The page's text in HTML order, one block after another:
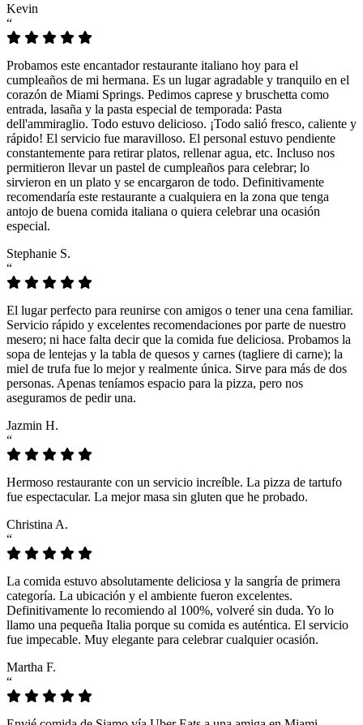
Kevin
“
Probamos este encantador restaurante italiano hoy para el
cumpleaños de mi hermana. Es un lugar agradable y tranquilo en el
corazón de Miami Springs. Pedimos caprese y bruschetta como
entrada, lasaña y la pasta especial de temporada: Pasta
dell'ammiraglio. Todo estuvo delicioso. ¡Todo salió fresco, caliente y
rápido! El servicio fue maravilloso. El personal estuvo pendiente
constantemente para retirar platos, rellenar agua, etc. Incluso nos
permitieron llevar un pastel de cumpleaños para celebrar; lo
sirvieron en un plato y se encargaron de todo. Definitivamente
recomendaría este restaurante a cualquiera en la zona que tenga
antojo de buena comida italiana o quiera celebrar una ocasión
especial.
Stephanie S.
“
El lugar perfecto para reunirse con amigos o tener una cena familiar.
Servicio rápido y excelentes recomendaciones por parte de nuestro
mesero; ni hace falta decir que la comida fue deliciosa. Probamos la
sopa de lentejas y la tabla de quesos y carnes (tagliere di carne); la
miel de trufa fue lo mejor y realmente única. Sirve para más de dos
personas. Apenas teníamos espacio para la pizza, pero nos
aseguramos de pedir una.
Jazmin H.
“
Hermoso restaurante con un servicio increíble. La pizza de tartufo
fue espectacular. La mejor masa sin gluten que he probado.
Christina A.
“
La comida estuvo absolutamente deliciosa y la sangría de primera
categoría. La ubicación y el ambiente fueron excelentes.
Definitivamente lo recomiendo al 100%, volveré sin duda. Yo lo
llamo una pequeña Italia porque su comida es auténtica. El servicio
fue impecable. Muy elegante para celebrar cualquier ocasión.
Martha F.
“